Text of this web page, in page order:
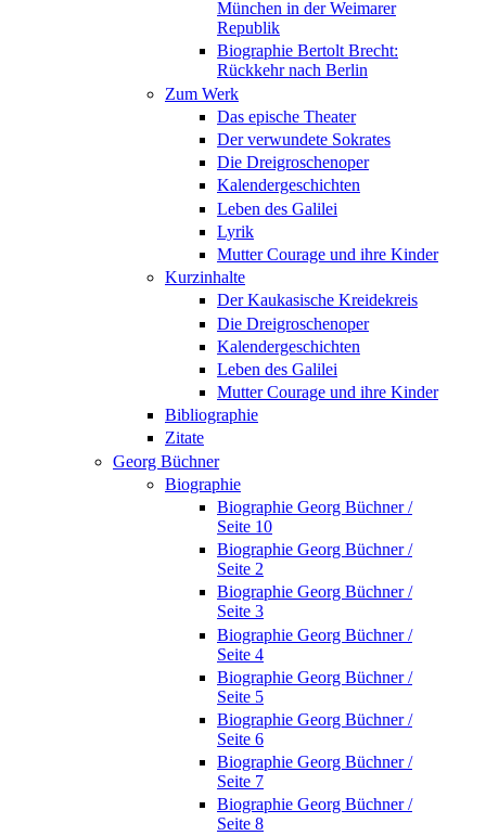
München in der Weimarer
Republik
Biographie Bertolt Brecht:
Rückkehr nach Berlin
Zum Werk
Das epische Theater
Der verwundete Sokrates
Die Dreigroschenoper
Kalendergeschichten
Leben des Galilei
Lyrik
Mutter Courage und ihre Kinder
Kurzinhalte
Der Kaukasische Kreidekreis
Die Dreigroschenoper
Kalendergeschichten
Leben des Galilei
Mutter Courage und ihre Kinder
Bibliographie
Zitate
Georg Büchner
Biographie
Biographie Georg Büchner /
Seite 10
Biographie Georg Büchner /
Seite 2
Biographie Georg Büchner /
Seite 3
Biographie Georg Büchner /
Seite 4
Biographie Georg Büchner /
Seite 5
Biographie Georg Büchner /
Seite 6
Biographie Georg Büchner /
Seite 7
Biographie Georg Büchner /
Seite 8